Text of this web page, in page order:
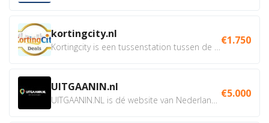
kortingcity.nl €1.750
UITGAANIN.nl €5.000